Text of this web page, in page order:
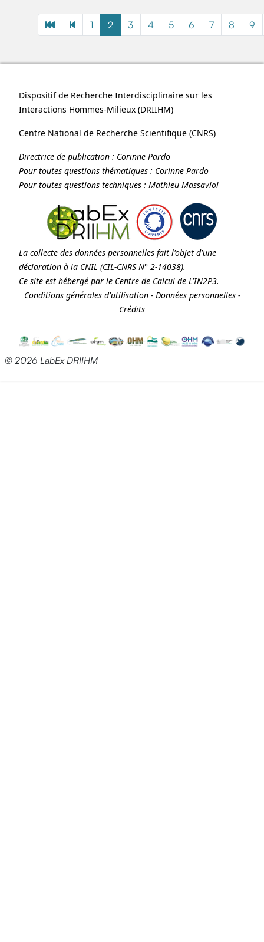
1 2 3 4 5 6 7 8 9
Dispositif de Recherche Interdisciplinaire sur les
Interactions Hommes-Milieux (DRIIHM)
Centre National de Recherche Scientifique (CNRS)
Directrice de publication : Corinne Pardo
Pour toutes questions thématiques : Corinne Pardo
Pour toutes questions techniques : Mathieu Massaviol
La collecte des données personnelles fait l'objet d'une
déclaration à la CNIL (CIL-CNRS N° 2-14038).
Ce site est hébergé par le Centre de Calcul de L'IN2P3.
Conditions générales d'utilisation- Données personnelles-
Crédits
© 2026 LabEx DRIIHM